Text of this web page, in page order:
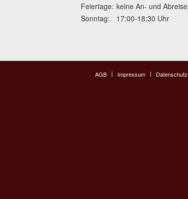
Feiertage: keine An- und Abreise
Sonntag:
17:00-18:30 Uhr
AGB Impressum Datenschutz